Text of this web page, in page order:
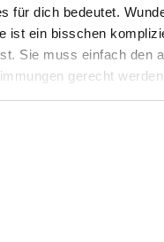
für dich bedeutet.
ist ein bisschen
Sie muss einfach den
gerecht
getroffenen